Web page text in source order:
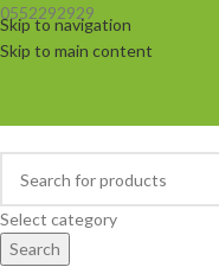
Skip to navigation
Skip to main content
0552292929
Select category
Search